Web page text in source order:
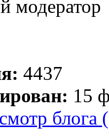
модератор
4437
15
блога